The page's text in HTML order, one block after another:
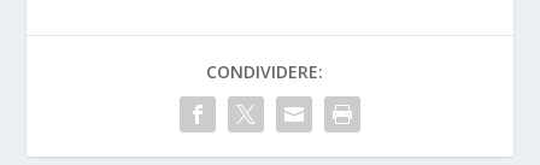
CONDIVIDERE: